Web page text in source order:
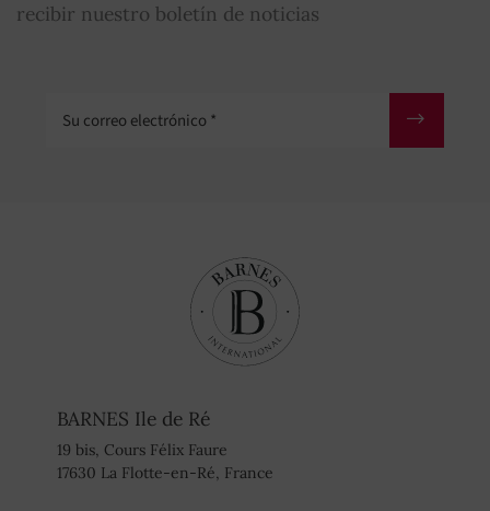
recibir nuestro boletín de noticias
BARNES Ile de Ré
19 bis, Cours Félix Faure
17630 La Flotte-en-Ré, France